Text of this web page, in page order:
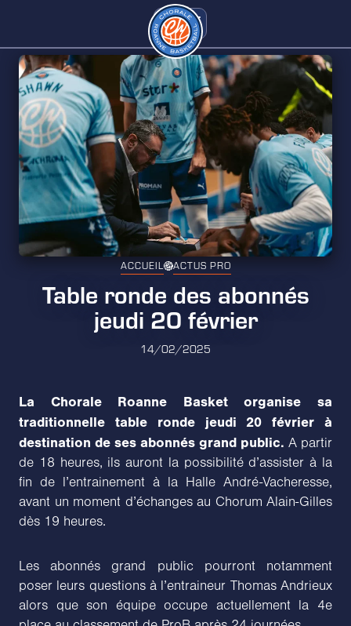
ACCUEIL ACTUS PRO
Table ronde des abonnés
jeudi 20 février
14/02/2025
La Chorale Roanne Basket organise sa
traditionnelle table ronde jeudi 20 février à
destination de ses abonnés grand public. A partir
de 18 heures, ils auront la possibilité d’assister à la
fin de l’entrainement à la Halle André-Vacheresse,
avant un moment d’échanges au Chorum Alain-Gilles
dès 19 heures.
Les abonnés grand public pourront notamment
poser leurs questions à l’entraineur Thomas Andrieux
alors que son équipe occupe actuellement la 4e